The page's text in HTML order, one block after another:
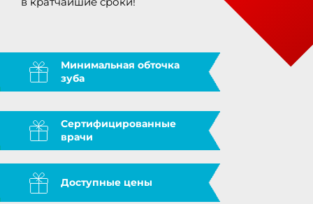
Минимальная обточка
зуба
Сертифицированные
врачи
Доступные цены